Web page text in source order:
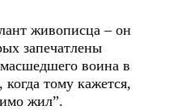
живописца – он
запечатлены
воина в
тому кажется,
жил”.